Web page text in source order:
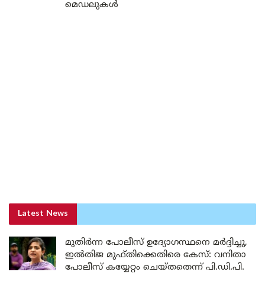
മെഡലുകൾ
Latest News
മുതിർന്ന പോലീസ് ഉദ്യോഗസ്ഥനെ മർദ്ദിച്ചു,
ഇൽതിജ മുഫ്തിക്കെതിരെ കേസ്: വനിതാ
പോലീസ് കയ്യേറ്റം ചെയ്തതെന്ന് പി.ഡി.പി.